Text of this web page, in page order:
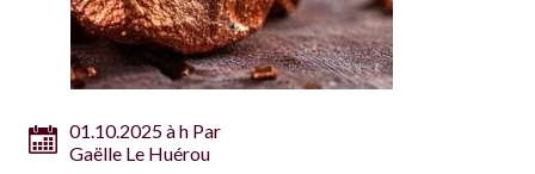
01.10.2025 à h Par
Gaëlle Le Huérou